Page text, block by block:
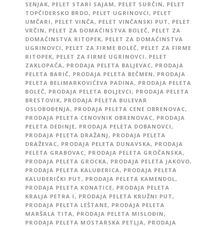
SENJAK, PELET STARI SAJAM, PELET SURČIN, PELET
TOPČIDERSKO BRDO, PELET UGRINOVCI, PELET
UMČARI, PELET VINČA, PELET VINČANSKI PUT, PELET
VRČIN, PELET ZA DOMAĆINSTVA BOLEČ, PELET ZA
DOMAĆINSTVA RITOPEK, PELET ZA DOMAĆINSTVA
UGRINOVCI, PELET ZA FIRME BOLEČ, PELET ZA FIRME
RITOPEK, PELET ZA FIRME UGRINOVCI, PELET
ZAKLOPAČA, PRODAJA PELETA BALJEVAC, PRODAJA
PELETA BARIČ, PRODAJA PELETA BEČMEN, PRODAJA
PELETA BELIMARKOVIĆEVA PADINA, PRODAJA PELETA
BOLEČ, PRODAJA PELETA BOLJEVCI, PRODAJA PELETA
BRESTOVIK, PRODAJA PELETA BULEVAR
OSLOBOĐENJA, PRODAJA PELETA CENE OBRENOVAC,
PRODAJA PELETA CENOVNIK OBRENOVAC, PRODAJA
PELETA DEDINJE, PRODAJA PELETA DOBANOVCI,
PRODAJA PELETA DRAŽANJ, PRODAJA PELETA
DRAŽEVAC, PRODAJA PELETA DUNAVSKA, PRODAJA
PELETA GRABOVAC, PRODAJA PELETA GROČANSKA,
PRODAJA PELETA GROCKA, PRODAJA PELETA JAKOVO,
PRODAJA PELETA KALUĐERICA, PRODAJA PELETA
KALUĐERIČKI PUT, PRODAJA PELETA KAMENDOL,
PRODAJA PELETA KONATICE, PRODAJA PELETA
KRALJA PETRA I, PRODAJA PELETA KRUŽNI PUT,
PRODAJA PELETA LEŠTANE, PRODAJA PELETA
MARŠALA TITA, PRODAJA PELETA MISLOĐIN,
PRODAJA PELETA MOSTARSKA PETLJA, PRODAJA